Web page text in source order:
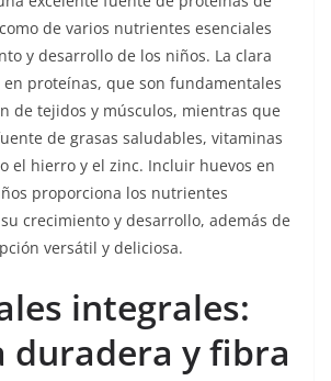
de varios nutrientes esenciales
y desarrollo de los niños. La clara
en proteínas, que son fundamentales
de tejidos y músculos, mientras que
de grasas saludables, vitaminas
el hierro y el zinc. Incluir huevos en
proporciona los nutrientes
crecimiento y desarrollo, además de
versátil y deliciosa.
integrales:
duradera y fibra